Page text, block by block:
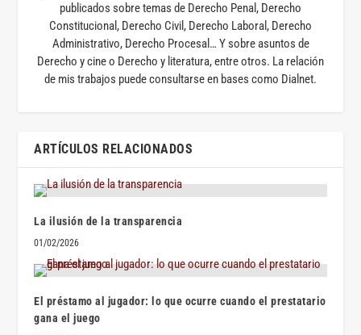
publicados sobre temas de Derecho Penal, Derecho
Constitucional, Derecho Civil, Derecho Laboral, Derecho
Administrativo, Derecho Procesal… Y sobre asuntos de
Derecho y cine o Derecho y literatura, entre otros. La relación
de mis trabajos puede consultarse en bases como Dialnet.
ARTÍCULOS RELACIONADOS
La ilusión de la transparencia
01/02/2026
El préstamo al jugador: lo que ocurre cuando el prestatario
gana el juego